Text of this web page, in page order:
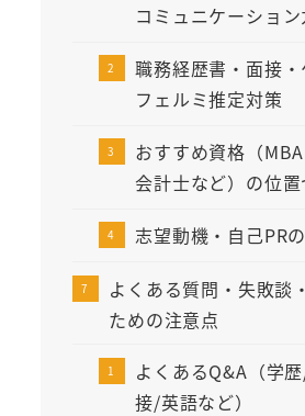
コミュニケーション
職務経歴書・面接・
フェルミ推定対策
おすすめ資格（
会計士など）の位置
志望動機・自己PR
よくある質問・失敗談
ための注意点
よくあるQ&A（学
接/英語など）